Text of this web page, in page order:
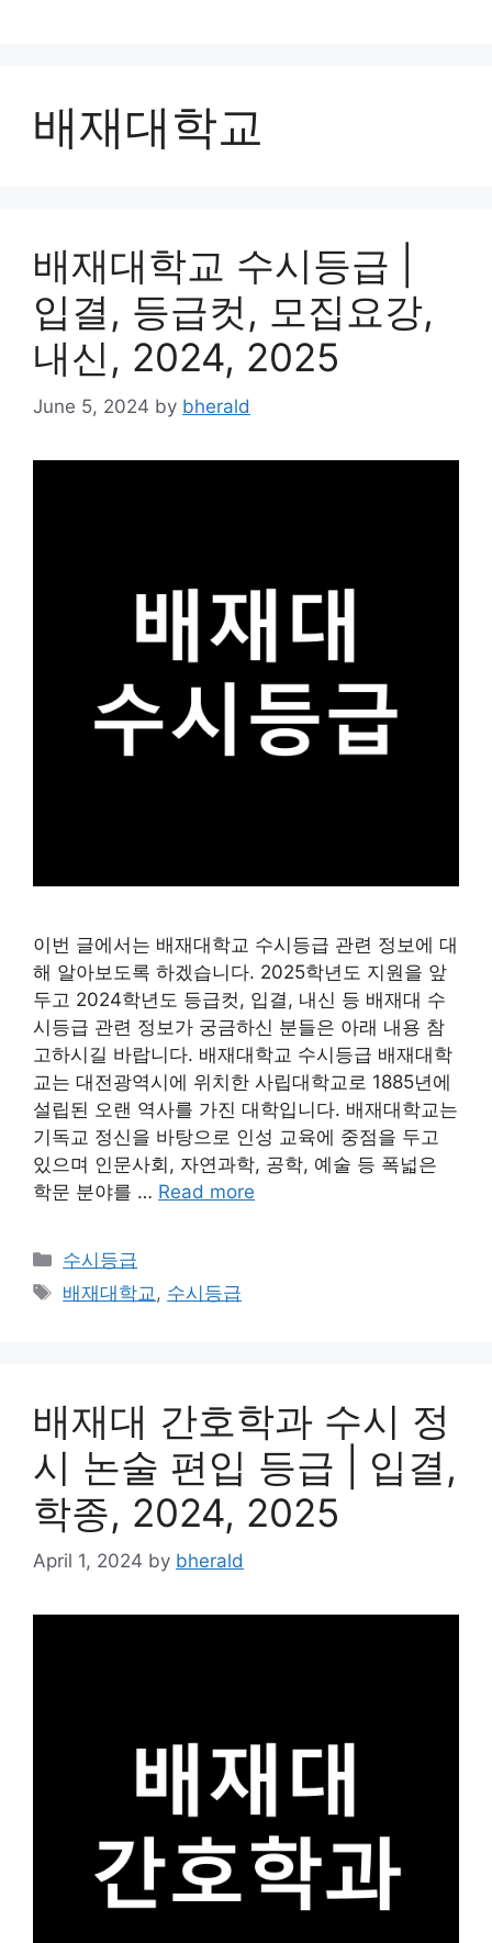
배재대학교
배재대학교 수시등급 |
입결, 등급컷, 모집요강,
내신, 2024, 2025
June 5, 2024 by bherald
이번 글에서는 배재대학교 수시등급 관련 정보에 대
해 알아보도록 하겠습니다. 2025학년도 지원을 앞
두고 2024학년도 등급컷, 입결, 내신 등 배재대 수
시등급 관련 정보가 궁금하신 분들은 아래 내용 참
고하시길 바랍니다. 배재대학교 수시등급 배재대학
교는 대전광역시에 위치한 사립대학교로 1885년에
설립된 오랜 역사를 가진 대학입니다. 배재대학교는
기독교 정신을 바탕으로 인성 교육에 중점을 두고
있으며 인문사회, 자연과학, 공학, 예술 등 폭넓은
학문 분야를 … Read more
Categories
수시등급
Tags
배재대학교 , 수시등급
배재대 간호학과 수시 정
시 논술 편입 등급 | 입결,
학종, 2024, 2025
April 1, 2024 by bherald